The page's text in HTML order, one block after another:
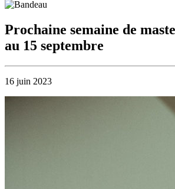
Prochaine semaine de
au 15 septembre
16 juin 2023